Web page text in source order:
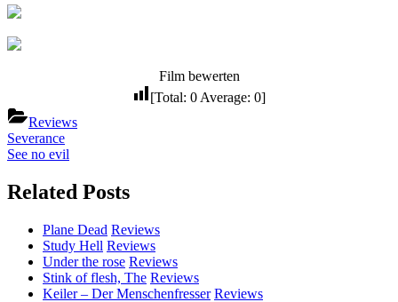
Film bewerten
[Total: 0 Average: 0]
Reviews
Beitragsnavigation
Previous
Post:
Severance
Next
See no evil
Related Posts
Plane Dead Reviews
Study Hell Reviews
Under the rose Reviews
Stink of flesh, The Reviews
Keiler – Der Menschenfresser Reviews